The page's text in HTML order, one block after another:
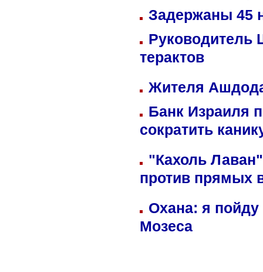
Задержаны 45
Руководитель
терактов
Жителя
Банк Израиля
сократить
"Кахоль
против прямых
Охана: я пойду
Мозеса